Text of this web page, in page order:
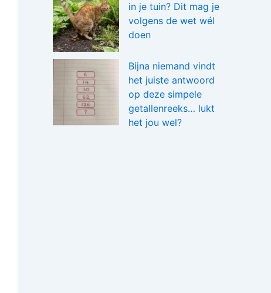
in je tuin? Dit mag je
volgens de wet wél
doen
Bijna niemand vindt
het juiste antwoord
op deze simpele
getallenreeks… lukt
het jou wel?